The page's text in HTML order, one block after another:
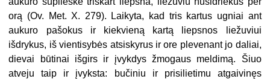
orą (Ov. Met. X. 279). Laikyta, kad tris kartus ugniai ant
aukuro pašokus ir kiekvieną kartą liepsnos liežuviui
išdrykus, iš vientisybės atsiskyrus ir ore plevenant jo daliai,
dievai būtinai išgirs ir įvykdys žmogaus meldimą. Šiuo
atveju taip ir įvyksta: bučiniu ir prisilietimu atgaivinęs